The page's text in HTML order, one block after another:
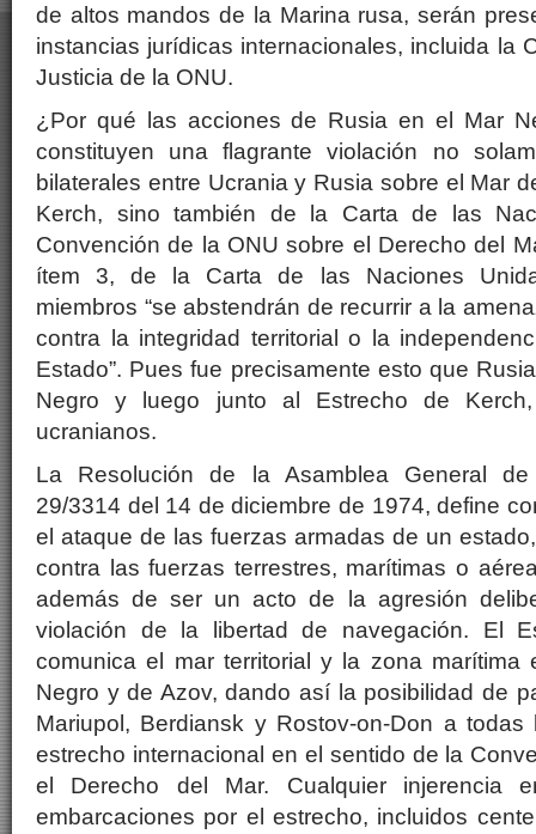
de altos mandos de la Marina rusa, serán
instancias jurídicas internacionales, incluida la
Justicia de la ONU.
¿Por qué las acciones de Rusia en el Mar
constituyen una flagrante violación no
bilaterales entre Ucrania y Rusia sobre el Mar
Kerch, sino también de la Carta de las
Convención de la ONU sobre el Derecho del
ítem 3, de la Carta de las Naciones
miembros “se abstendrán de recurrir a la
contra la integridad territorial o la
Estado”. Pues fue precisamente esto que
Negro y luego junto al Estrecho de
ucranianos.
La Resolución de la Asamblea General
29/3314 del 14 de diciembre de 1974, define
el ataque de las fuerzas armadas de un
contra las fuerzas terrestres, marítimas o
además de ser un acto de la agresión
violación de la libertad de navegación. El
comunica el mar territorial y la zona marítima
Negro y de Azov, dando así la posibilidad de
Mariupol, Berdiansk y Rostov-on-Don a
estrecho internacional en el sentido de la
el Derecho del Mar. Cualquier injerencia
embarcaciones por el estrecho, incluidos